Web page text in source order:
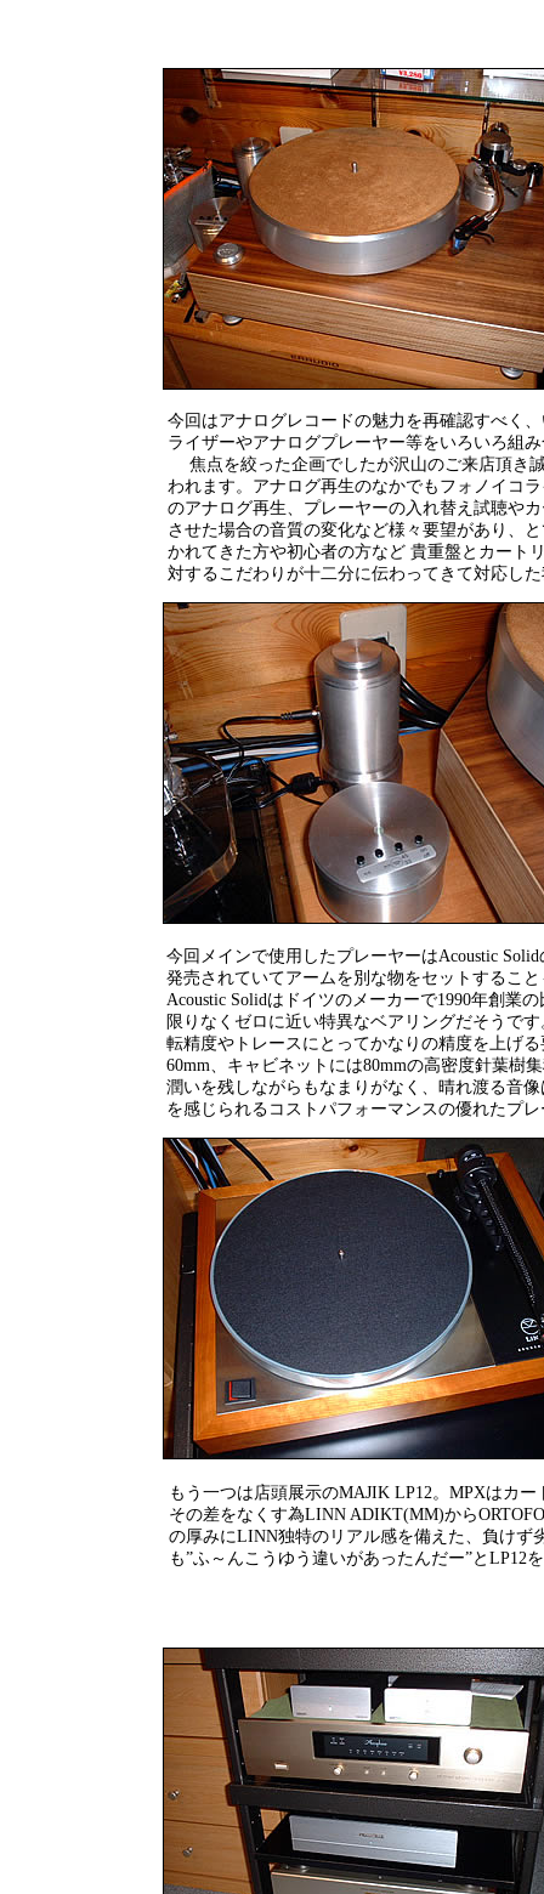
今回はアナログレコードの魅力を再確認すべく
ライザーやアナログプレーヤー等をいろいろ組
焦点を絞った企画でしたが沢山のご来店頂き
われます。アナログ再生のなかでもフォノイコ
のアナログ再生、プレーヤーの入れ替え試聴や
させた場合の音質の変化など様々要望があり、
かれてきた方や初心者の方など 貴重盤とカート
対するこだわりが十二分に伝わってきて対応し
今回メインで使用したプレーヤーはAcoustic
発売されていてアームを別な物をセットするこ
Acoustic Solidはドイツのメーカーで1990年創業
限りなくゼロに近い特異なベアリングだそうで
転精度やトレースにとってかなりの精度を上げ
60mm、キャビネットには80mmの高密度針葉樹
潤いを残しながらもなまりがなく、晴れ渡る音
を感じられるコストパフォーマンスの優れたプ
もう一つは店頭展示のMAJIK LP12。MPXはカ
その差をなくす為LINN ADIKT(MM)から
の厚みにLINN独特のリアル感を備えた、負けず
も”ふ～んこうゆう違いがあったんだー”とLP12